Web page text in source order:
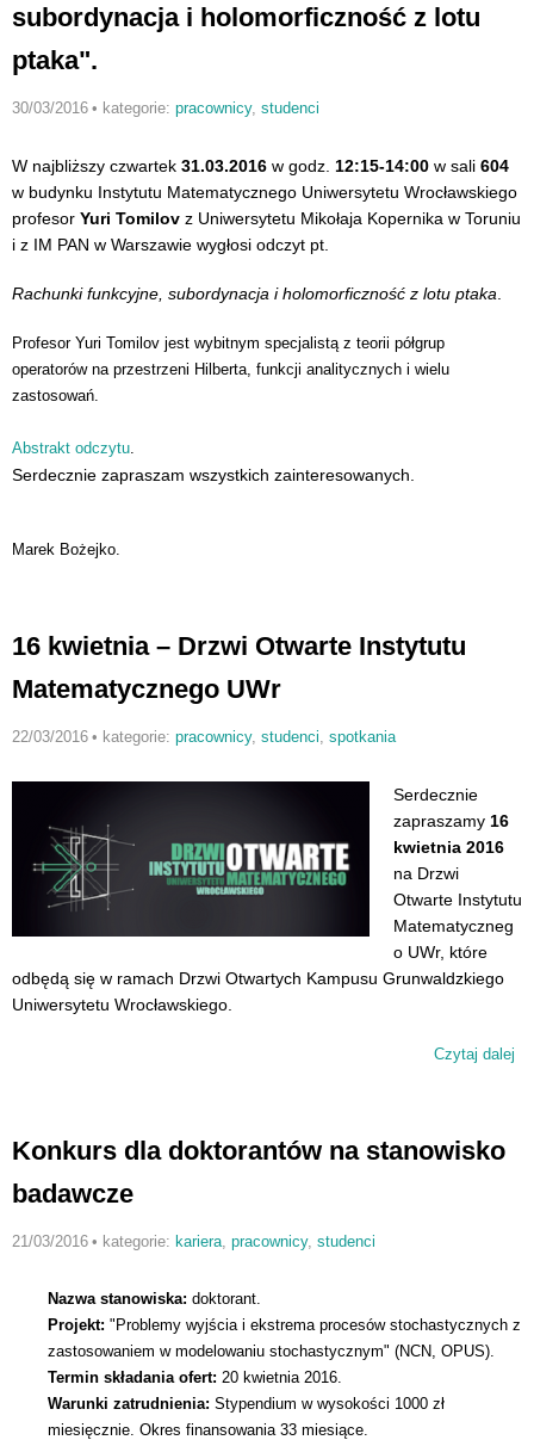
subordynacja i holomorficzność z lotu
ptaka".
30/03/2016 • kategorie: pracownicy, studenci
W najbliższy czwartek 31.03.2016 w godz. 12:15-14:00 w sali 604
w budynku Instytutu Matematycznego Uniwersytetu Wrocławskiego
profesor Yuri Tomilov z Uniwersytetu Mikołaja Kopernika w Toruniu
i z IM PAN w Warszawie wygłosi odczyt pt.
Rachunki funkcyjne, subordynacja i holomorficzność z lotu ptaka
Profesor Yuri Tomilov jest wybitnym specjalistą z teorii półgrup
operatorów na przestrzeni Hilberta, funkcji analitycznych i wielu
zastosowań.
Abstrakt odczytu
Serdecznie zapraszam wszystkich zainteresowanych.
Marek Bożejko.
16 kwietnia – Drzwi Otwarte Instytutu
Matematycznego UWr
22/03/2016 • kategorie: pracownicy, studenci, spotkania
Serdecznie
zapraszamy 16
kwietnia 2016
na Drzwi
Otwarte Instytutu
Matematyczneg
o UWr, które
odbędą się w ramach Drzwi Otwartych Kampusu Grunwaldzkiego
Uniwersytetu Wrocławskiego.
Czytaj dalej
Konkurs dla doktorantów na stanowisko
badawcze
21/03/2016 • kategorie: kariera, pracownicy, studenci
Nazwa stanowiska: doktorant.
Projekt: "Problemy wyjścia i ekstrema procesów stochastycznych z
zastosowaniem w modelowaniu stochastycznym" (NCN, OPUS).
Termin składania ofert: 20 kwietnia 2016.
Warunki zatrudnienia: Stypendium w wysokości 1000 zł
miesięcznie. Okres finansowania 33 miesiące.